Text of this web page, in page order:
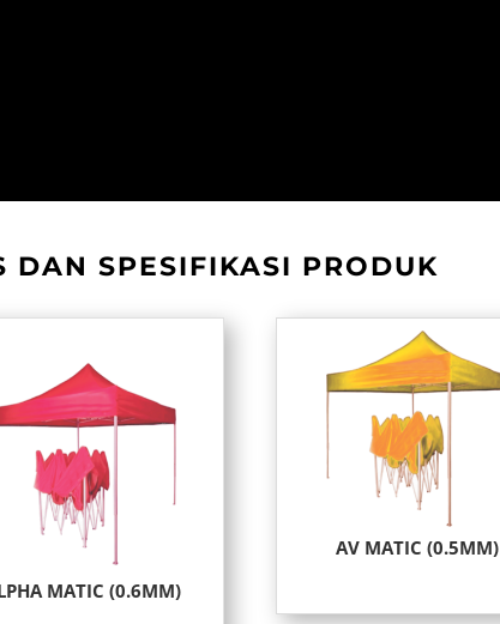
DAN SPESIFIKASI PRODUK
MATIC (0.6MM)
AV MATIC (0.5MM)